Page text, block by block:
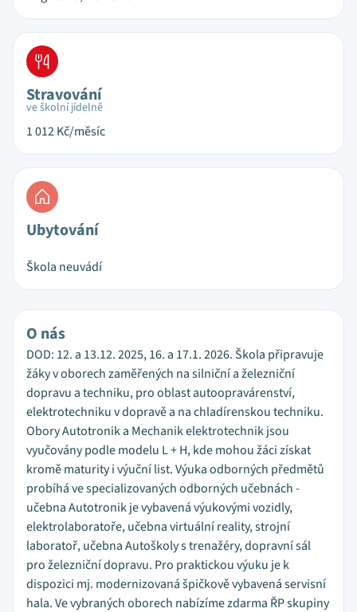
Stravování
ve školní jídelně
1 012Kč/měsíc
Ubytování
Škola neuvádí
O nás
DOD: 12. a 13.12. 2025, 16. a 17.1. 2026. Škola připravuje
žáky v oborech zaměřených na silniční a železniční
dopravu a techniku, pro oblast autoopravárenství,
elektrotechniku v dopravě a na chladírenskou techniku.
Obory Autotronik a Mechanik elektrotechnik jsou
vyučovány podle modelu L + H, kde mohou žáci získat
kromě maturity i výuční list. Výuka odborných předmětů
probíhá ve specializovaných odborných učebnách -
učebna Autotronik je vybavená výukovými vozidly,
elektrolaboratoře, učebna virtuální reality, strojní
laboratoř, učebna Autoškoly s trenažéry, dopravní sál
pro železniční dopravu. Pro praktickou výuku je k
dispozici mj. modernizovaná špičkově vybavená servisní
hala. Ve vybraných oborech nabízíme zdarma ŘP skupiny